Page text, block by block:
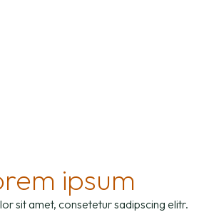
ipsum
sit amet, consetetur sadipscing elitr.